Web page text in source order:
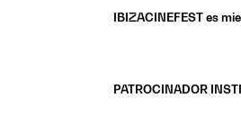
IBIZACINEFEST es
PATROCINADOR